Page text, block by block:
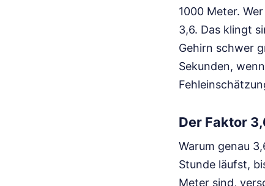
1000 Meter.
3,6. Das klingt
Gehirn schwer
Sekunden,
Der Faktor
Warum genau
Stunde läufst,
Meter sind,